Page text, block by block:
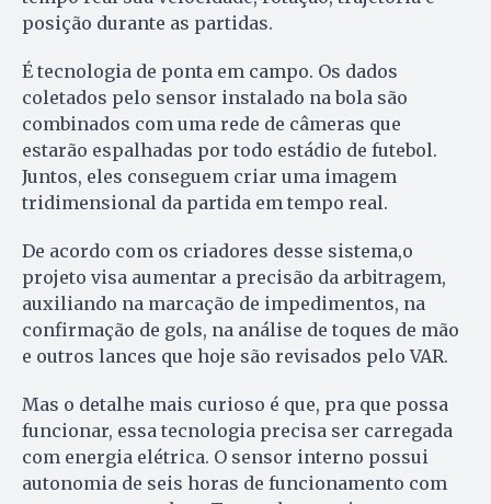
posição durante as partidas.
É tecnologia de ponta em campo. Os dados
coletados pelo sensor instalado na bola são
combinados com uma rede de câmeras que
estarão espalhadas por todo estádio de futebol.
Juntos, eles conseguem criar uma imagem
tridimensional da partida em tempo real.
De acordo com os criadores desse sistema,o
projeto visa aumentar a precisão da arbitragem,
auxiliando na marcação de impedimentos, na
confirmação de gols, na análise de toques de mão
e outros lances que hoje são revisados pelo VAR.
Mas o detalhe mais curioso é que, pra que possa
funcionar, essa tecnologia precisa ser carregada
com energia elétrica. O sensor interno possui
autonomia de seis horas de funcionamento com